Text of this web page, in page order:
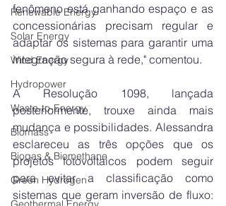
Renewable Energy
Solar Energy
Wind Energy
Hydropower
Waste-to-Energy
Biomass
Biogas & Biomethane
Green Hydrogen
fenômeno está ganhando espaço e as
concessionárias precisam regular e
adaptar os sistemas para garantir uma
integração segura à rede," comentou.
A Resolução 1098, lançada
posteriormente, trouxe ainda mais
mudança e possibilidades. Alessandra
esclareceu as três opções que os
projetos fotovoltaicos podem seguir
para evitar a classificação como
sistemas que geram inversão de fluxo: